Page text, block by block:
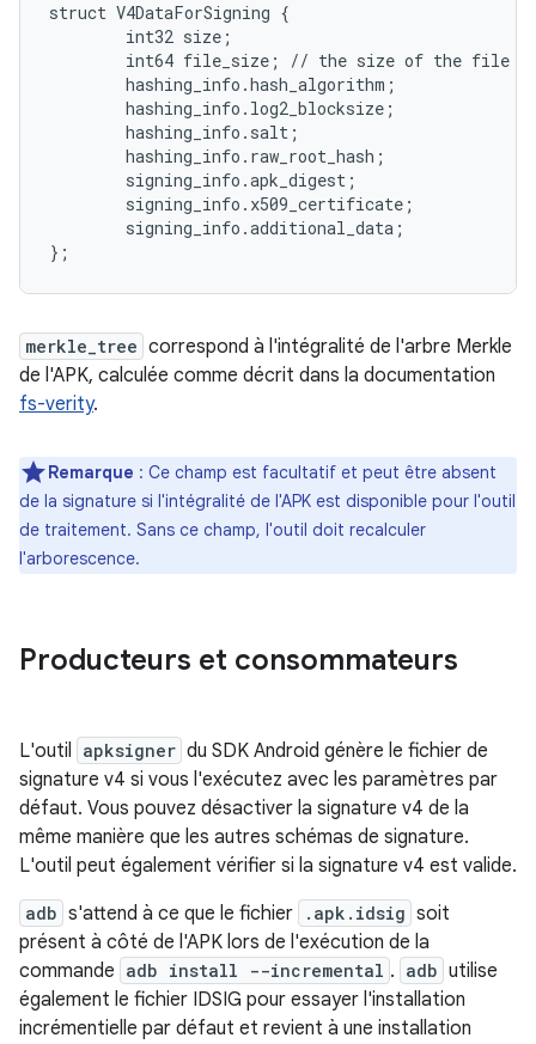
struct V4DataForSigning {
        int32 size;
int64 file_size; // the size of the file
hashing_info.hash_algorithm;
hashing_info.log2_blocksize;
hashing_info.salt;
hashing_info.raw_root_hash;
        signing_info.apk_digest;
        signing_info.x509_certificate;
        signing_info.additional_data;
};
merkle_tree correspond à l'intégralité de l'arbre Merkle
de l'APK, calculée comme décrit dans la documentation
fs-verity.
Remarque : Ce champ est facultatif et peut être absent
de la signature si l'intégralité de l'APK est disponible pour l'outil
de traitement. Sans ce champ, l'outil doit recalculer
l'arborescence.
Producteurs et consommateurs
L'outil apksigner du SDK Android génère le fichier de
signature v4 si vous l'exécutez avec les paramètres par
défaut. Vous pouvez désactiver la signature v4 de la
même manière que les autres schémas de signature.
L'outil peut également vérifier si la signature v4 est valide.
adb s'attend à ce que le fichier .apk.idsig soit
présent à côté de l'APK lors de l'exécution de la
commande adb install --incremental . adb utilise
également le fichier IDSIG pour essayer l'installation
incrémentielle par défaut et revient à une installation